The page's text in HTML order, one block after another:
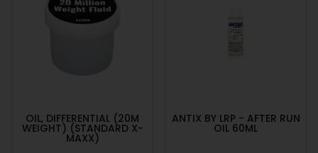
OIL, DIFFERENTIAL (20M
WEIGHT) (STANDARD X-
MAXX)
ANTIX BY LRP - AFTER RUN
OIL 60ML